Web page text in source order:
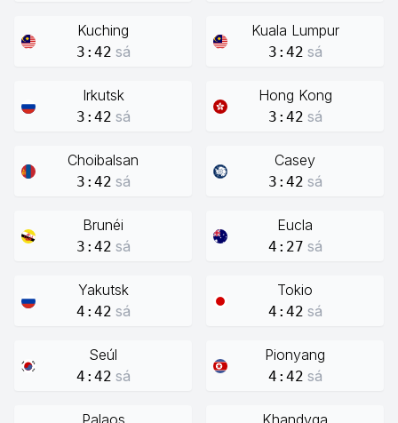
Kuching
3:42 sá
Kuala Lumpur
3:42 sá
Irkutsk
3:42 sá
Hong Kong
3:42 sá
Choibalsan
3:42 sá
Casey
3:42 sá
Brunéi
3:42 sá
Eucla
4:27 sá
Yakutsk
4:42 sá
Tokio
4:42 sá
Seúl
4:42 sá
Pionyang
4:42 sá
Palaos Khandyga